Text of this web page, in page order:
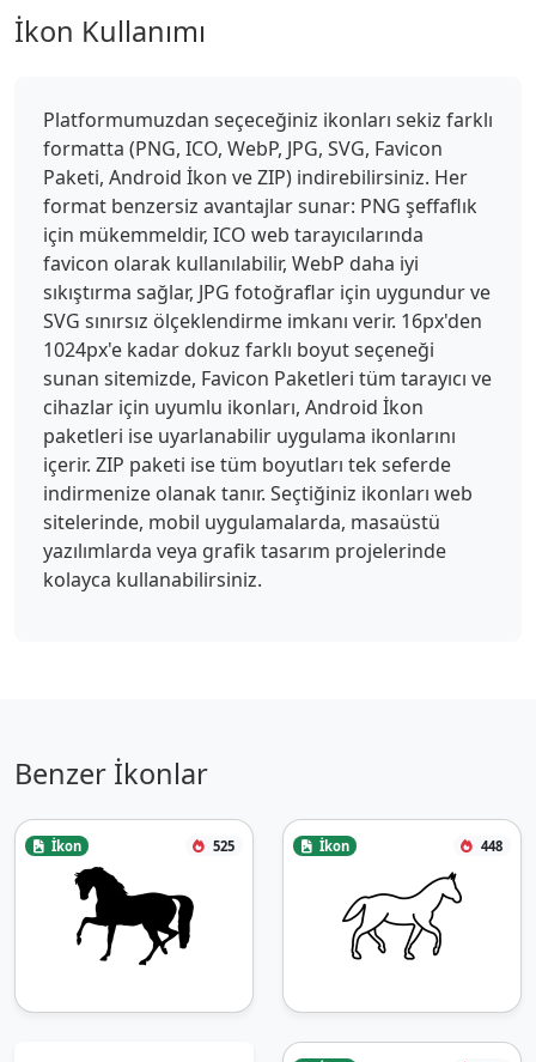
İkon Kullanımı
Platformumuzdan seçeceğiniz ikonları sekiz farklı
formatta (PNG, ICO, WebP, JPG, SVG, Favicon
Paketi, Android İkon ve ZIP) indirebilirsiniz. Her
format benzersiz avantajlar sunar: PNG şeffaflık
için mükemmeldir, ICO web tarayıcılarında
favicon olarak kullanılabilir, WebP daha iyi
sıkıştırma sağlar, JPG fotoğraflar için uygundur ve
SVG sınırsız ölçeklendirme imkanı verir. 16px'den
1024px'e kadar dokuz farklı boyut seçeneği
sunan sitemizde, Favicon Paketleri tüm tarayıcı ve
cihazlar için uyumlu ikonları, Android İkon
paketleri ise uyarlanabilir uygulama ikonlarını
içerir. ZIP paketi ise tüm boyutları tek seferde
indirmenize olanak tanır. Seçtiğiniz ikonları web
sitelerinde, mobil uygulamalarda, masaüstü
yazılımlarda veya grafik tasarım projelerinde
kolayca kullanabilirsiniz.
Benzer İkonlar
İkon 525 İkon 448